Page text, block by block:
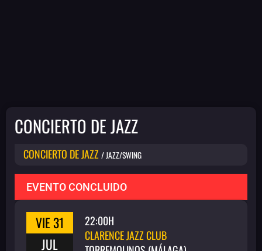
CONCIERTO DE JAZZ
CONCIERTO DE JAZZ / JAZZ/SWING
EVENTO CONCLUIDO
VIE 31
JUL
22:00H
CLARENCE JAZZ CLUB